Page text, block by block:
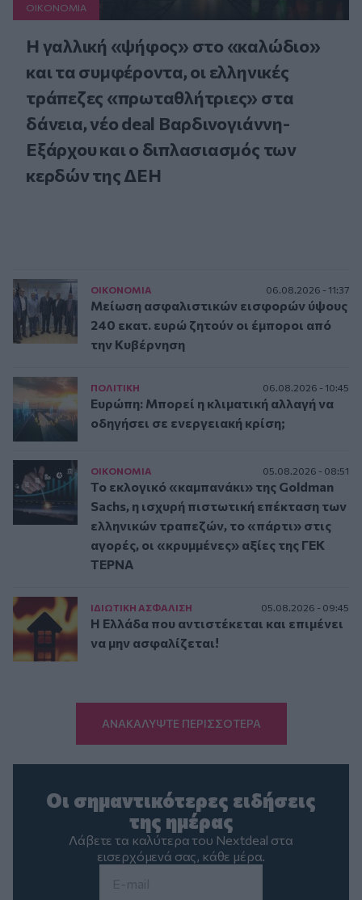
ΟΙΚΟΝΟΜΙΑ
Η γαλλική «ψήφος» στο «καλώδιο»
και τα συμφέροντα, οι ελληνικές
τράπεζες «πρωταθλήτριες» στα
δάνεια, νέο deal Βαρδινογιάννη-
Εξάρχου και ο διπλασιασμός των
κερδών της ΔΕΗ
ΟΙΚΟΝΟΜΙΑ 06.08.2026 - 11:37
Μείωση ασφαλιστικών εισφορών ύψους
240 εκατ. ευρώ ζητούν οι έμποροι από
την Κυβέρνηση
ΠΟΛΙΤΙΚΗ 06.08.2026 - 10:45
Ευρώπη: Μπορεί η κλιματική αλλαγή να
οδηγήσει σε ενεργειακή κρίση;
ΟΙΚΟΝΟΜΙΑ 05.08.2026 - 08:51
Το εκλογικό «καμπανάκι» της Goldman
Sachs, η ισχυρή πιστωτική επέκταση των
ελληνικών τραπεζών, το «πάρτι» στις
αγορές, οι «κρυμμένες» αξίες της ΓΕΚ
ΤΕΡΝΑ
ΙΔΙΩΤΙΚΗ ΑΣΦAΛΙΣΗ 05.08.2026 - 09:45
Η Ελλάδα που αντιστέκεται και επιμένει
να μην ασφαλίζεται!
ΑΝΑΚΑΛΥΨΤΕ ΠΕΡΙΣΣΟΤΕΡΑ
Οι σημαντικότερες ειδήσεις
της ημέρας
Λάβετε τα καλύτερα του Nextdeal στα
εισερχόμενά σας, κάθε μέρα.